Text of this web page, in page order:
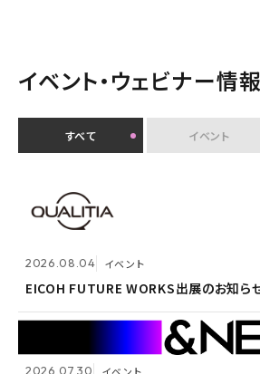
イベント・ウェビナー情報
すべて イベント
2026.08.04 イベント
EICOH FUTURE WORKS出展のお知ら
2026.07.30 イベント
2026.08.04 イベント
EICOH FUTURE WORKS出展のお知ら
2026.07.30 イベント
2026.07.30
クオリティアユーザー会『&NEXT』を9月
催 〜リアルな交流を通じて、経営理念「
がる想いを未来へつなぐ」を体現〜